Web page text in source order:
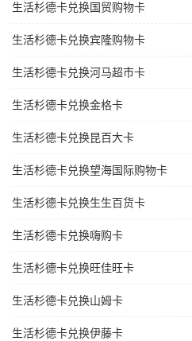
生活杉德卡兑换国贸购物卡
生活杉德卡兑换宾隆购物卡
生活杉德卡兑换河马超市卡
生活杉德卡兑换金格卡
生活杉德卡兑换昆百大卡
生活杉德卡兑换望海国际购物卡
生活杉德卡兑换生生百货卡
生活杉德卡兑换嗨购卡
生活杉德卡兑换旺佳旺卡
生活杉德卡兑换山姆卡
生活杉德卡兑换伊藤卡